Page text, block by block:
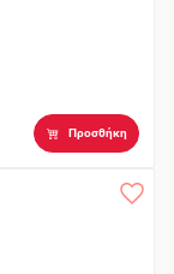
Προσθήκη